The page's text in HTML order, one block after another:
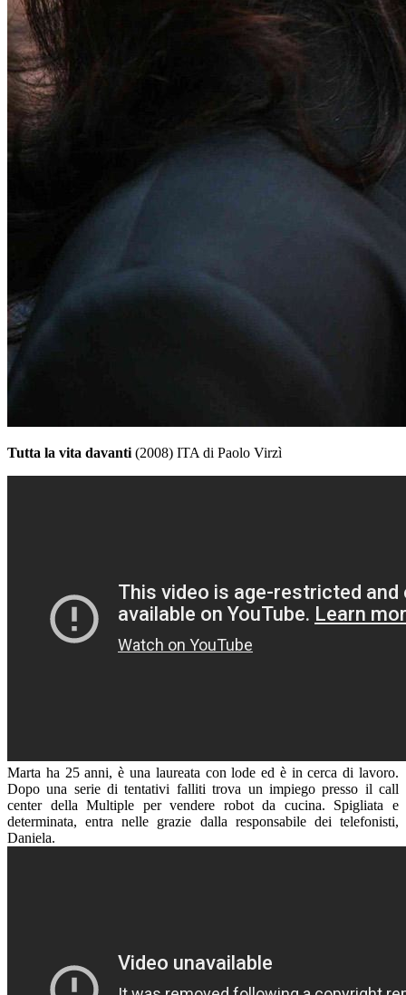
Tutta la vita davanti (2008) ITA di Paolo Virzì
Marta ha 25 anni, è una laureata con lode ed è in cerca di lavoro.
Dopo una serie di tentativi falliti trova un impiego presso il call
center della Multiple per vendere robot da cucina. Spigliata e
determinata, entra nelle grazie dalla responsabile dei telefonisti,
Daniela.